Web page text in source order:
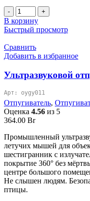
Количество
товара
Ультразвуковой
отпугиватель
грызунов
Ястреб
В корзину
Быстрый просмотр
Сравнить
Добавить в избранное
Ультразвуковой
Арт: oygy011
Отпугиватель,
Оценка 4.56 из 5
364.00 Br
Промышленный
летучих мышей для
шестигранник с
покрытие 360° без
центре большого
Не слышен людям.
птицы.